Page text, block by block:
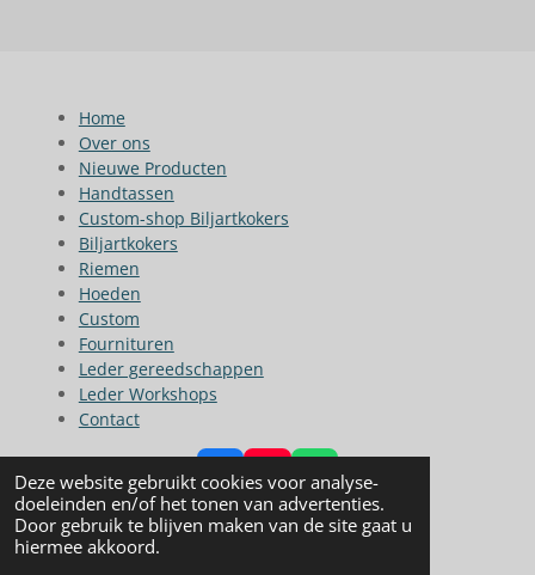
Deze website gebruikt cookies voor analyse-
doeleinden en/of het tonen van advertenties.
Door gebruik te blijven maken van de site gaat u
hiermee akkoord.
Home
Over ons
Nieuwe Producten
Handtassen
Custom-shop Biljartkokers
Biljartkokers
Riemen
Hoeden
Custom
Fournituren
Leder gereedschappen
Leder Workshops
Contact
F
a
c
Y
o
u
W
h
a
© 2023 - 2026 L&L Leather
Powered byJouwWeb